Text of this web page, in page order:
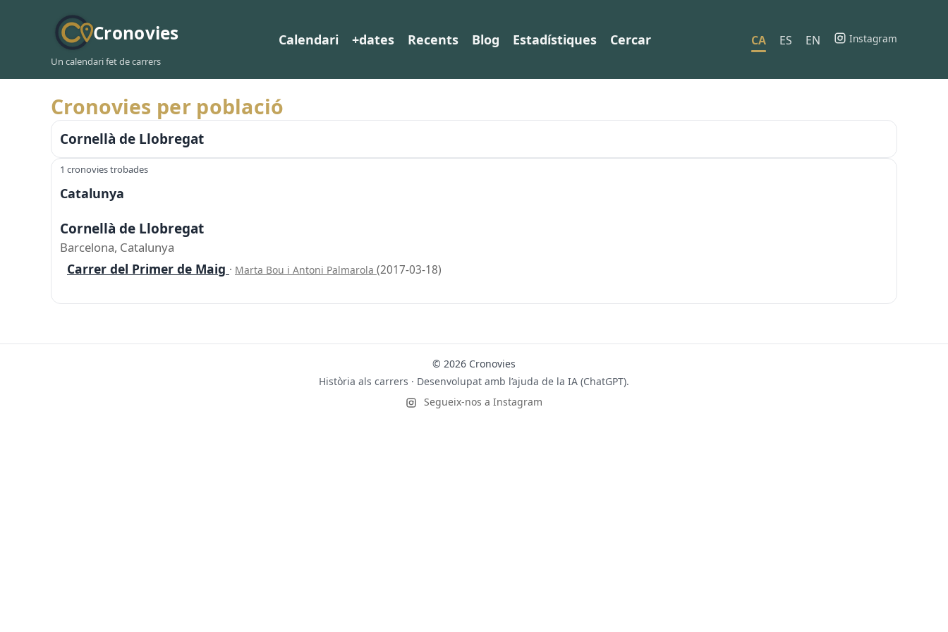
Cronovies
Un calendari fet de carrers
Calendari +dates Recents Blog Estadístiques Cercar CA ES EN Instagram
Cronovies per població
Cornellà de Llobregat
1 cronovies trobades
Catalunya
Cornellà de Llobregat
Barcelona, Catalunya
Carrer del Primer de Maig · Marta Bou i Antoni Palmarola (2017-03-18)
© 2026 Cronovies
Història als carrers · Desenvolupat amb l’ajuda de la IA (ChatGPT).
Segueix-nos a Instagram